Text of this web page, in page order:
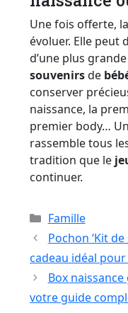
Une fois offerte, la
évoluer. Elle peut
d’une plus
souvenirsde
conserver
naissance, la
premier body…
rassemble tous
tradition que le
continuer.
Catégories
Famille
Pochon ‘Kit
cadeau idéal
Box
votre guide